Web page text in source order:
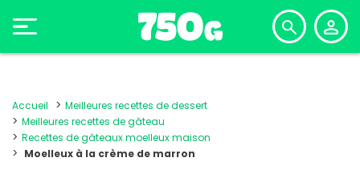
Accueil
Meilleures recettes de dessert
Meilleures recettes de gâteau
Recettes de gâteaux moelleux maison
Moelleux à la crème de marron